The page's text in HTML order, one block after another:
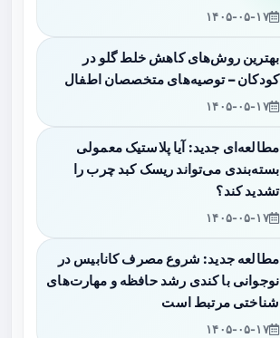
۱۴۰۵-۰۵-۱۷
بهترین روش‌های کاهش خلط گلو در
کودکان – توصیه‌های متخصصان اطفال
۱۴۰۵-۰۵-۱۷
مطالعه‌ای جدید: آیا پلاستیک معمولی
بسته‌بندی می‌تواند ریسک کبد چرب را
تشدید کند؟
۱۴۰۵-۰۵-۱۷
مطالعه جدید: شروع مصرف کانابیس در
نوجوانی با کندی رشد حافظه و مهارت‌های
شناختی مرتبط است
۱۴۰۵-۰۵-۱۷